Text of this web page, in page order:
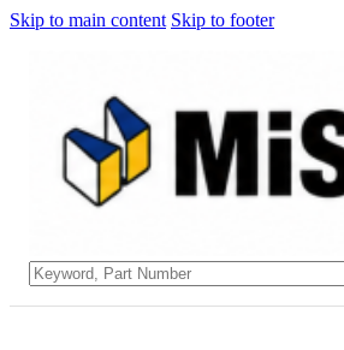
Skip to main content Skip to footer
Search